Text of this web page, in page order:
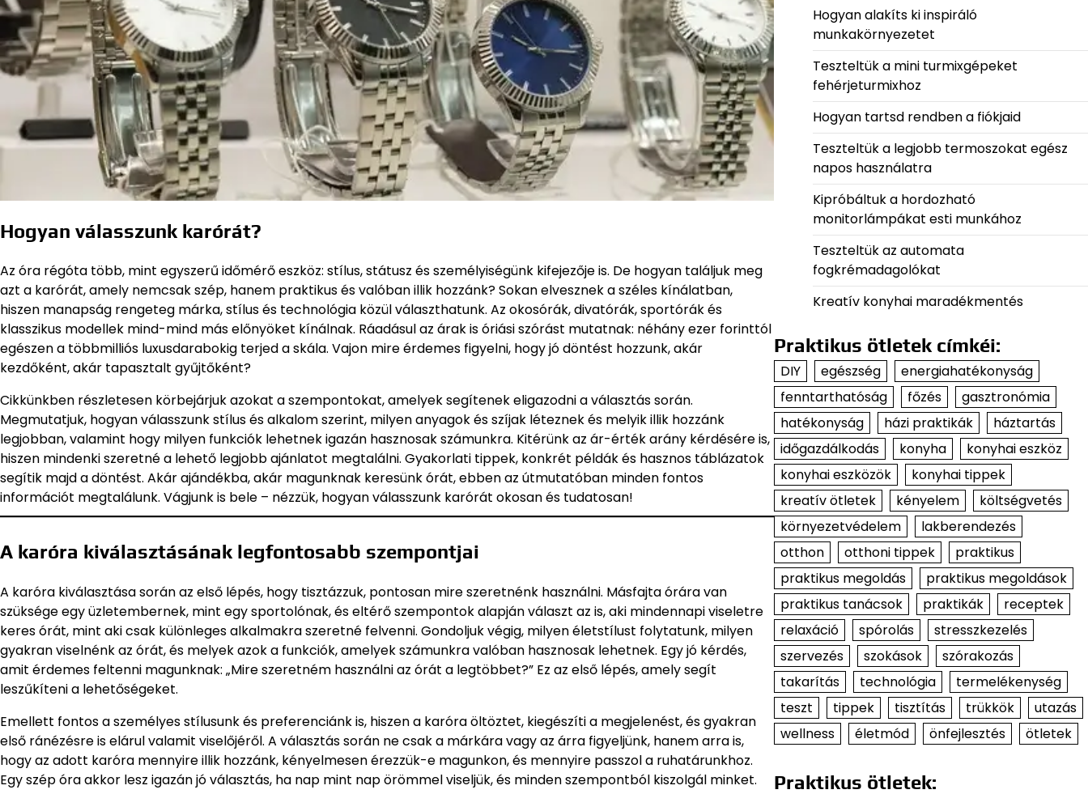
Hogyan válasszunk karórát?
Az óra régóta több, mint egyszerű időmérő eszköz: stílus, státusz és személyiségünk kifejezője is. De hogyan találjuk meg
azt a karórát, amely nemcsak szép, hanem praktikus és valóban illik hozzánk? Sokan elvesznek a széles kínálatban,
hiszen manapság rengeteg márka, stílus és technológia közül választhatunk. Az okosórák, divatórák, sportórák és
klasszikus modellek mind-mind más előnyöket kínálnak. Ráadásul az árak is óriási szórást mutatnak: néhány ezer forinttól
egészen a többmilliós luxusdarabokig terjed a skála. Vajon mire érdemes figyelni, hogy jó döntést hozzunk, akár
kezdőként, akár tapasztalt gyűjtőként?
Cikkünkben részletesen körbejárjuk azokat a szempontokat, amelyek segítenek eligazodni a választás során.
Megmutatjuk, hogyan válasszunk stílus és alkalom szerint, milyen anyagok és szíjak léteznek és melyik illik hozzánk
legjobban, valamint hogy milyen funkciók lehetnek igazán hasznosak számunkra. Kitérünk az ár-érték arány kérdésére is,
hiszen mindenki szeretné a lehető legjobb ajánlatot megtalálni. Gyakorlati tippek, konkrét példák és hasznos táblázatok
segítik majd a döntést. Akár ajándékba, akár magunknak keresünk órát, ebben az útmutatóban minden fontos
információt megtalálunk. Vágjunk is bele – nézzük, hogyan válasszunk karórát okosan és tudatosan!
A karóra kiválasztásának legfontosabb szempontjai
A karóra kiválasztása során az első lépés, hogy tisztázzuk, pontosan mire szeretnénk használni. Másfajta órára van
szüksége egy üzletembernek, mint egy sportolónak, és eltérő szempontok alapján választ az is, aki mindennapi viseletre
keres órát, mint aki csak különleges alkalmakra szeretné felvenni. Gondoljuk végig, milyen életstílust folytatunk, milyen
gyakran viselnénk az órát, és melyek azok a funkciók, amelyek számunkra valóban hasznosak lehetnek. Egy jó kérdés,
amit érdemes feltenni magunknak: „Mire szeretném használni az órát a legtöbbet?” Ez az első lépés, amely segít
leszűkíteni a lehetőségeket.
Emellett fontos a személyes stílusunk és preferenciánk is, hiszen a karóra öltöztet, kiegészíti a megjelenést, és gyakran
első ránézésre is elárul valamit viselőjéről. A választás során ne csak a márkára vagy az árra figyeljünk, hanem arra is,
hogy az adott karóra mennyire illik hozzánk, kényelmesen érezzük-e magunkon, és mennyire passzol a ruhatárunkhoz.
Egy szép óra akkor lesz igazán jó választás, ha nap mint nap örömmel viseljük, és minden szempontból kiszolgál minket.
Hogyan alakíts ki inspiráló
munkakörnyezetet
Teszteltük a mini turmixgépeket
fehérjeturmixhoz
Hogyan tartsd rendben a fiókjaid
Teszteltük a legjobb termoszokat egész
napos használatra
Kipróbáltuk a hordozható
monitorlámpákat esti munkához
Teszteltük az automata
fogkrémadagolókat
Kreatív konyhai maradékmentés
Praktikus ötletek címkéi:
DIY egészség
energiahatékonyság
fenntarthatóság
főzés
gasztronómia
hatékonyság
házi praktikák
háztartás
időgazdálkodás
konyha
konyhai eszköz
konyhai eszközök
konyhai tippek
kreatív ötletek
kényelem
költségvetés
környezetvédelem
lakberendezés
otthon
otthoni tippek
praktikus
praktikus megoldás
praktikus megoldások
praktikus tanácsok
praktikák
receptek
relaxáció
spórolás
stresszkezelés
szervezés
szokások
szórakozás
takarítás
technológia
termelékenység
teszt
tippek tisztítás trükkök
utazás
wellness
életmód önfejlesztés ötletek
Praktikus ötletek: